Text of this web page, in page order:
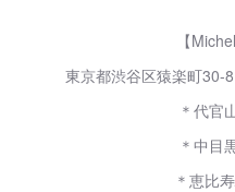
【
東京都渋谷区猿楽町
＊代官
＊中目
＊恵比